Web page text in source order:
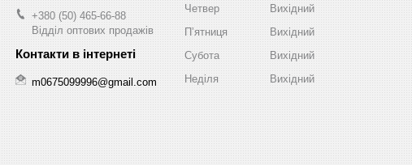
+380 (50) 465-66-88
Відділ оптових продажів
m0675099996@gmail.com
Четвер
Вихідний
Пʼятниця
Вихідний
Субота
Вихідний
Неділя
Вихідний